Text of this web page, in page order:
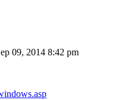
09, 2014 8:42 pm